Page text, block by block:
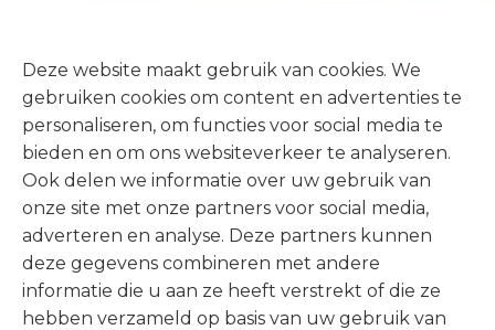
Deze website maakt gebruik van cookies. We
gebruiken cookies om content en advertenties te
personaliseren, om functies voor social media te
bieden en om ons websiteverkeer te analyseren.
Ook delen we informatie over uw gebruik van
onze site met onze partners voor social media,
adverteren en analyse. Deze partners kunnen
deze gegevens combineren met andere
informatie die u aan ze heeft verstrekt of die ze
hebben verzameld op basis van uw gebruik van